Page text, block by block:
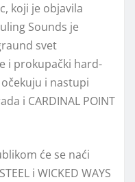
koji je objavila
Sounds je
svet
i prokupački hard-
očekuju i nastupi
i CARDINAL POINT
će se naći
i WICKED WAYS